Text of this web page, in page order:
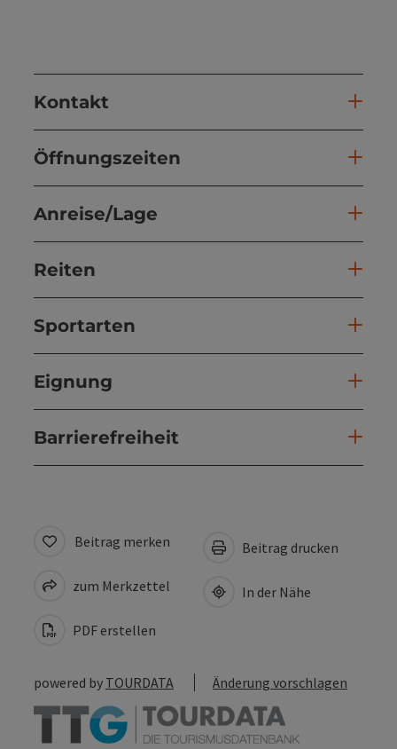
Kontakt
Öffnungszeiten
Anreise/Lage
Reiten
Sportarten
Eignung
Barrierefreiheit
Beitrag merken
zum Merkzettel
PDF erstellen
Beitrag drucken
In der Nähe
powered by TOURDATA Änderung vorschlagen